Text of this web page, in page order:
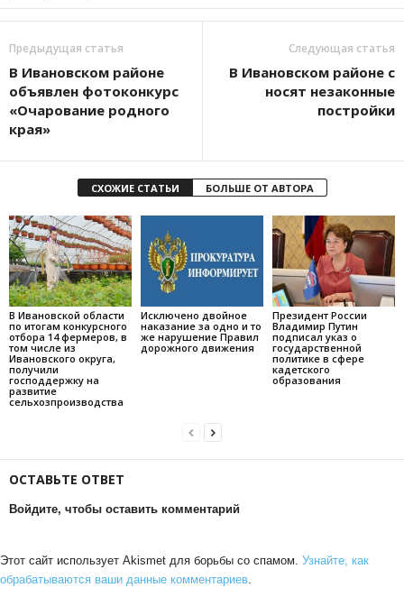
Предыдущая статья
В Ивановском районе
объявлен фотоконкурс
«Очарование родного
края»
Следующая статья
В Ивановском районе с
носят незаконные
постройки
СХОЖИЕ СТАТЬИ БОЛЬШЕ ОТ АВТОРА
В Ивановской области
по итогам конкурсного
отбора 14 фермеров, в
том числе из
Ивановского округа,
получили
господдержку на
развитие
сельхозпроизводства
Исключено двойное
наказание за одно и то
же нарушение Правил
дорожного движения
Президент России
Владимир Путин
подписал указ о
государственной
политике в сфере
кадетского
образования
ОСТАВЬТЕ ОТВЕТ
Войдите, чтобы оставить комментарий
Этот сайт использует Akismet для борьбы со спамом. Узнайте, как
обрабатываются ваши данные комментариев.